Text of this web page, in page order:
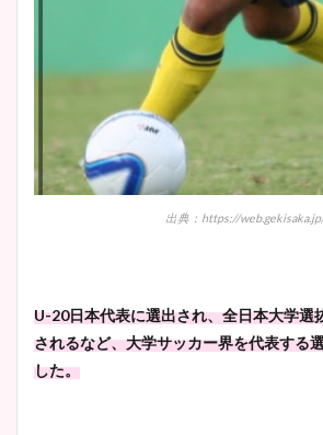
出典：https://
U-20日本代表に選出され、全日本大学選
されるなど、大学サッカー界を代表する
した。